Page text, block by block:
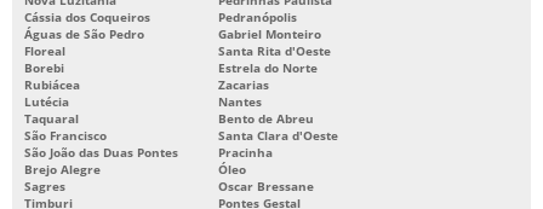
Cássia dos Coqueiros
Pedranópolis
Águas de São Pedro
Gabriel Monteiro
Floreal
Santa Rita d'Oeste
Borebi
Estrela do Norte
Rubiácea
Zacarias
Lutécia
Nantes
Taquaral
Bento de Abreu
São Francisco
Santa Clara d'Oeste
São João das Duas Pontes
Pracinha
Brejo Alegre
Óleo
Sagres
Oscar Bressane
Timburi
Pontes Gestal